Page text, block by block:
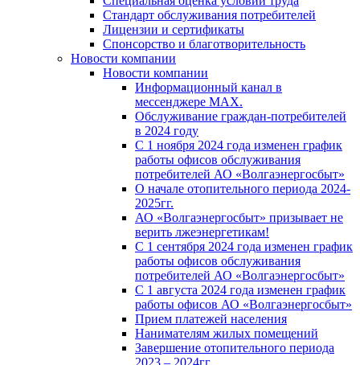
Стандарт обслуживания потребителей
Лицензии и сертификаты
Спонсорство и благотворительность
Новости компании
Новости компании
Информационный канал в
мессенджере MAX.
Обслуживание граждан-потребителей
в 2024 году
С 1 ноября 2024 года изменен график
работы офисов обслуживания
потребителей АО «Волгаэнергосбыт»
О начале отопительного периода 2024-
2025гг.
АО «Волгаэнергосбыт» призывает не
верить лжеэнергетикам!
С 1 сентября 2024 года изменен график
работы офисов обслуживания
потребителей АО «Волгаэнергосбыт»
С 1 августа 2024 года изменен график
работы офисов АО «Волгаэнергосбыт»
Прием платежей населения
Нанимателям жилых помещений
Завершение отопительного периода